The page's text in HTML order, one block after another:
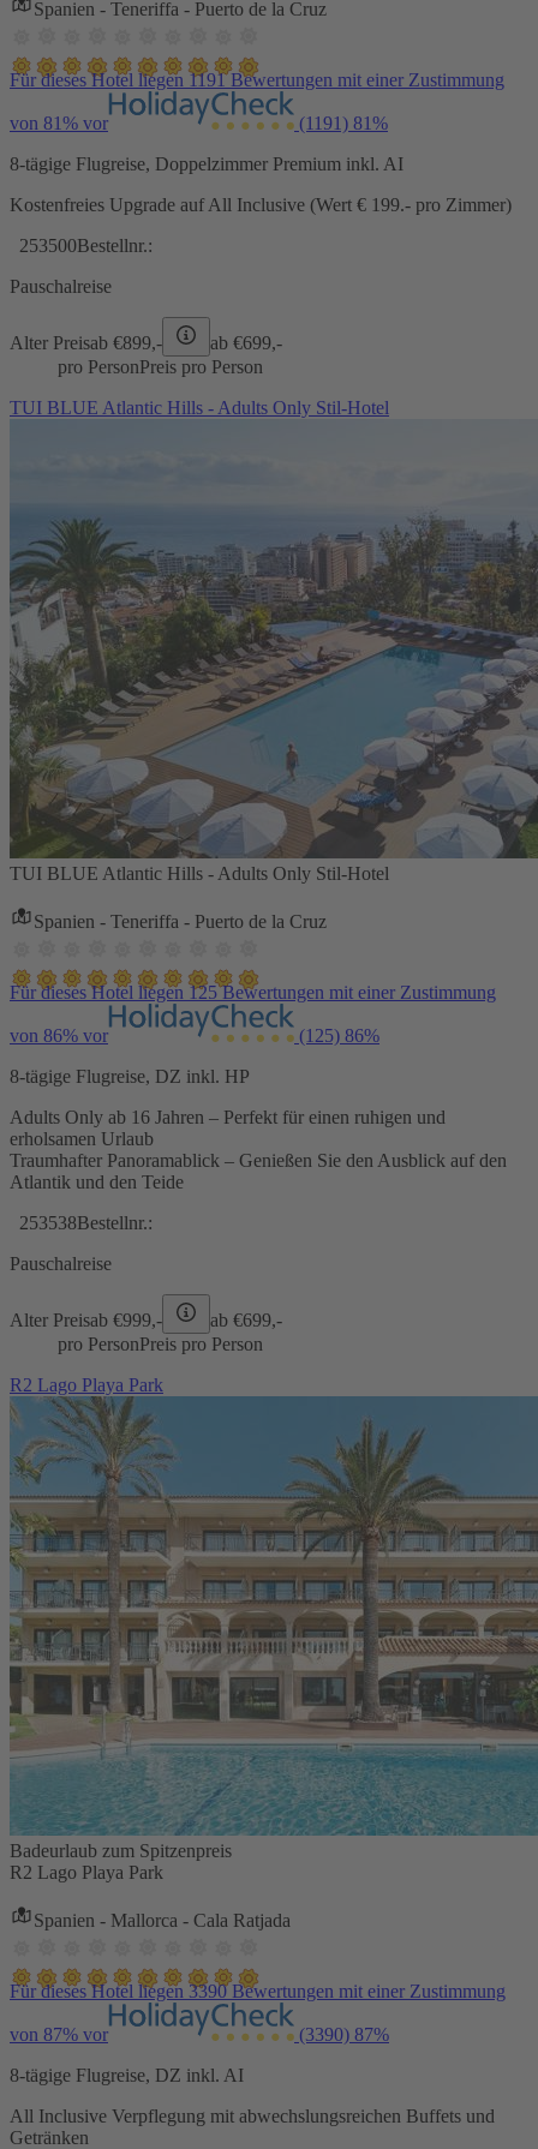
Spanien - Teneriffa - Puerto de la Cruz
Für dieses Hotel liegen 1191 Bewertungen mit einer Zustimmung
von 81% vor (1191) 81%
8-tägige Flugreise, Doppelzimmer Premium inkl. AI
Kostenfreies Upgrade auf All Inclusive (Wert € 199.- pro Zimmer)
253500Bestellnr.:
Pauschalreise
Alter Preisab €899,- ab €699,-
pro PersonPreis pro Person
TUI BLUE Atlantic Hills - Adults Only Stil-Hotel
TUI BLUE Atlantic Hills - Adults Only Stil-Hotel
Spanien - Teneriffa - Puerto de la Cruz
Für dieses Hotel liegen 125 Bewertungen mit einer Zustimmung
von 86% vor (125) 86%
8-tägige Flugreise, DZ inkl. HP
Adults Only ab 16 Jahren – Perfekt für einen ruhigen und
erholsamen Urlaub
Traumhafter Panoramablick – Genießen Sie den Ausblick auf den
Atlantik und den Teide
253538Bestellnr.:
Pauschalreise
Alter Preisab €999,- ab €699,-
pro PersonPreis pro Person
R2 Lago Playa Park
Badeurlaub zum Spitzenpreis
R2 Lago Playa Park
Spanien - Mallorca - Cala Ratjada
Für dieses Hotel liegen 3390 Bewertungen mit einer Zustimmung
von 87% vor (3390) 87%
8-tägige Flugreise, DZ inkl. AI
All Inclusive Verpflegung mit abwechslungsreichen Buffets und
Getränken